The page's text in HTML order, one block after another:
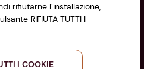
rifiutarne l’installazione,
RIFIUTA TUTTI I
I COOKIE